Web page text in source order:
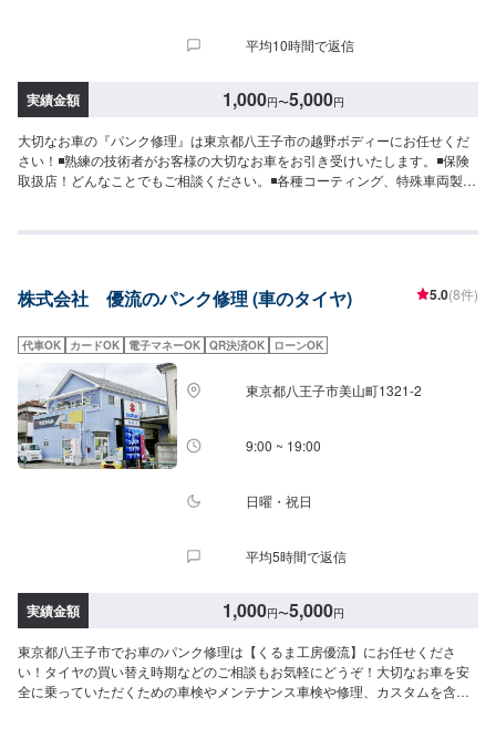
平均10時間で返信
実績金額 1,000円〜5,000円
大切なお車の『パンク修理』は東京都八王子市の越野ボディーにお任せくだ
さい！◾熟練の技術者がお客様の大切なお車をお引き受けいたします。◾保険
取扱店！どんなことでもご相談ください。◾各種コーティング、特殊車両製作
車に関する全ての事お気軽にご相談下さい。確かな技術を持った整備士がお
はじめ、さまざまな設備を多数取り揃えております✔️熟練の技術者がお客様
日、祝日営業時間：9:00~18:00【1】オファーにてお問い合わせ【2】お見積
り【3】お見積りにご納得いただければ作業開始【4】仕上がり次第納車【お
見積もり・代車無料】リサイクル部品を使った修理や、無料代車手配などお
客様のニーズに応えるお見積もりを実現します。※代車の燃料代はお客様にご
負担いただいております。※内容などにより貸し出し出来かねる場合もござい
ます。【ご注意】入庫の際はお気をつけてお越しください。駐車スペースは
事務所前の空いているスペースに駐車してください。受付はスタッフへ「メ
株式会社 優流のパンク修理 (車のタイヤ) 5.0(8件)
代車OK カードOK 電子マネーOK QR決済OK ローンOK
東京都八王子市美山町1321-2
9:00 ~ 19:00
日曜・祝日
平均5時間で返信
実績金額 1,000円〜5,000円
東京都八王子市でお車のパンク修理は【くるま工房優流】にお任せくださ
い！タイヤの買い替え時期などのご相談もお気軽にどうぞ！大切なお車を安
全に乗っていただくための車検やメンテナンス車検や修理、カスタムを含む